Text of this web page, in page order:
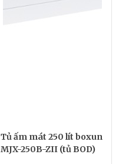
Tủ ấm mát 250 lít boxun
MJX-250B-ZII (tủ BOD)